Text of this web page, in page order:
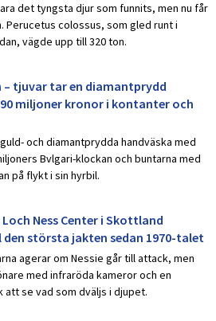
det tyngsta djur som funnits, men nu får
Perucetus colossus, som gled runt i
vägde upp till 320 ton.
– tjuvar tar en diamantprydd
miljoner kronor i kontanter och
och diamantprydda handväska med
Bvlgari-klockan och buntarna med
på flykt i sin hyrbil.
Ness Center i Skottland
största jakten sedan 1970-talet
agerar om Nessie går till attack, men
med infraröda kameror och en
se vad som dväljs i djupet.